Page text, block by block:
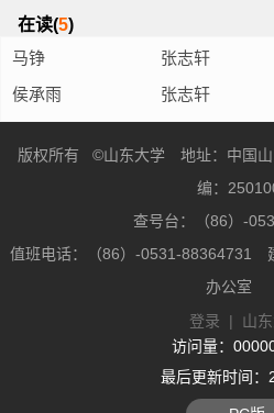
在读(5)
马铮
张志轩
侯承雨
张志轩
版权所有 ©山东大学 地址：中国
编：
查号台：（86）-
值班电话：（86）-0531-88364731
办公
登录 | 山
访问量：
最后更新时间：